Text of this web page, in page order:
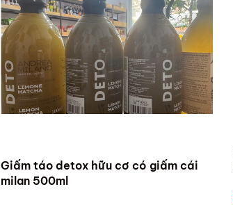
Giấm táo detox hữu cơ có giấm cái
milan 500ml